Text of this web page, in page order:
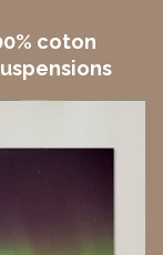
coton